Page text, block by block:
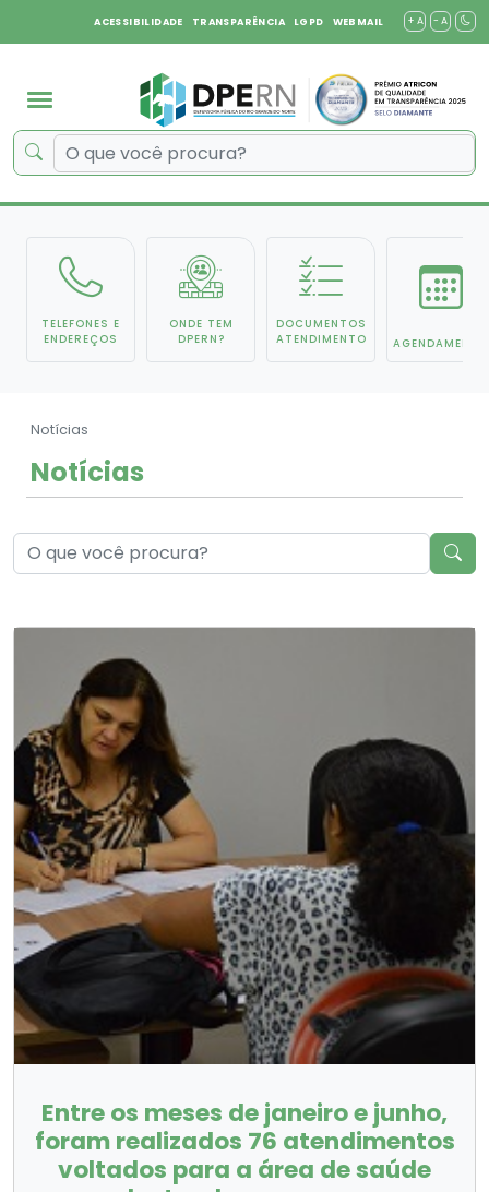
ACESSIBILIDADE TRANSPARÊNCIA LGPD WEBMAIL + A - A
TELEFONES E
ENDEREÇOS
ONDE TEM
DPERN?
DOCUMENTOS
ATENDIMENTO
AGENDAMENTO
Notícias
Notícias
Entre os meses de janeiro e junho,
foram realizados 76 atendimentos
voltados para a área de saúde